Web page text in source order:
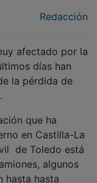
afectado por la
días han
la pérdida de
que ha
en Castilla-La
de Toledo está
algunos